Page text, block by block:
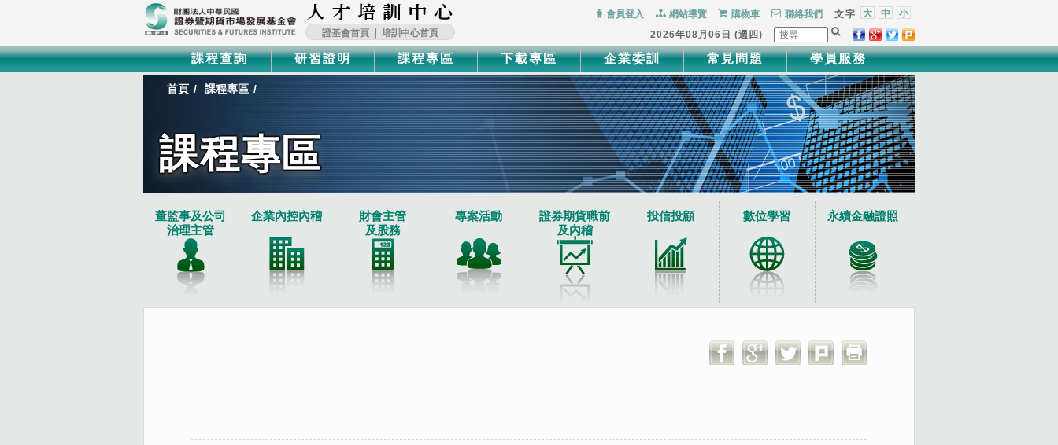
證基會首頁 培訓中心首頁
會員登入 網站導覽 購物車 聯絡我們 文字 大 中
小
2026年08月06日 (週四)
課程查詢 研習證明 課程專區 下載專區 企業委訓 常見問題 學員服務
首頁 課程專區
課程專區
董監事及公司
治理主管
企業內控內稽
財會主管
及股務
專案活動
證券期貨職前
及內稽
投信投顧 數位學習 永續金融證照